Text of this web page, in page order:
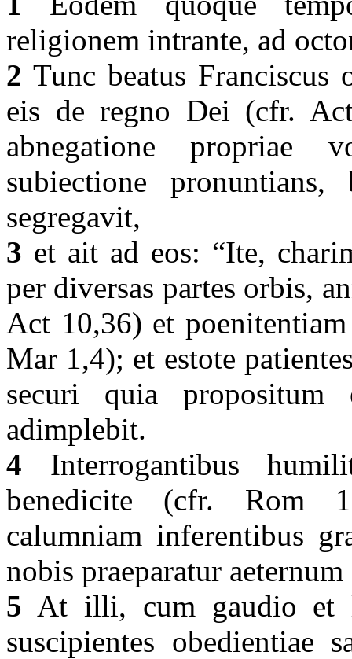
religionem intrante, ad
2 Tunc beatus Franciscus
eis de regno Dei (cfr.
abnegatione propriae
subiectione
segregavit,
3 et ait ad eos: “Ite,
per diversas partes orbis,
Act 10,36) et
Mar 1,4); et estote
securi quia propositum
adimplebit.
4 Interrogantibus
benedicite (cfr. Rom
calumniam inferentibus
nobis praeparatur
5 At illi, cum gaudio et
suscipientes obedientiae